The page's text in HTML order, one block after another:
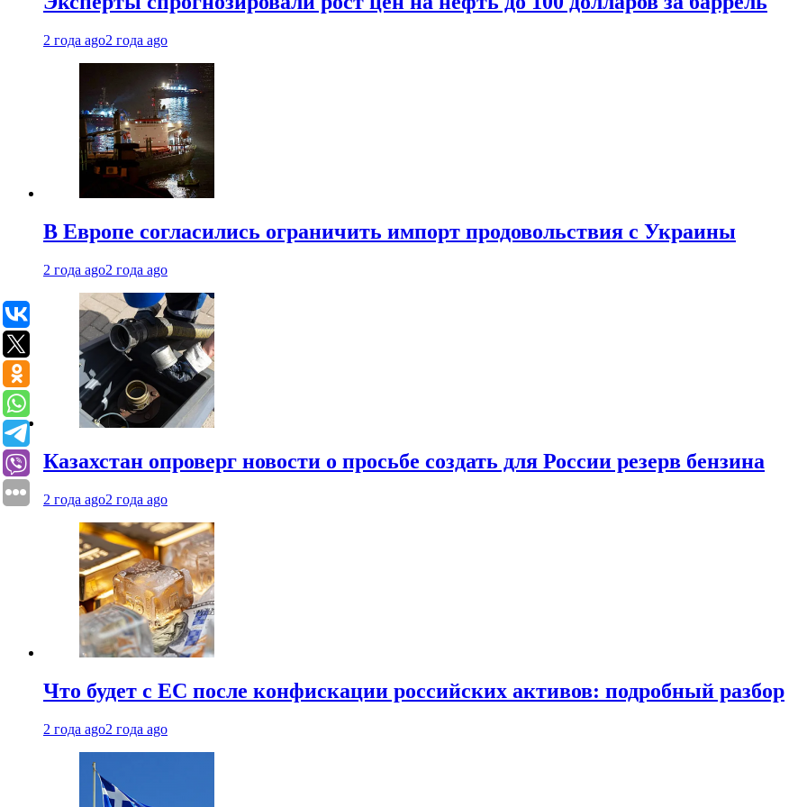
2 года ago2 года ago
В Европе согласились ограничить импорт продовольствия с Украины
2 года ago2 года ago
Казахстан опроверг новости о просьбе создать для России резерв бензина
2 года ago2 года ago
Что будет с ЕС после конфискации российских активов: подробный разбор
2 года ago2 года ago